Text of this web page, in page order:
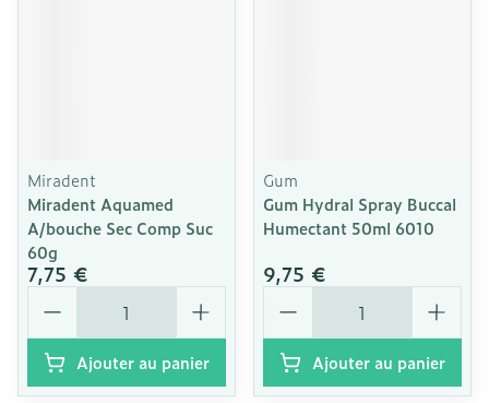
Miradent
Miradent Aquamed
A/bouche Sec Comp Suc
60g
7,75 €
Quantité
Ajouter au panier
Gum
Gum Hydral Spray Buccal
Humectant 50ml 6010
9,75 €
Quantité
Ajouter au panier